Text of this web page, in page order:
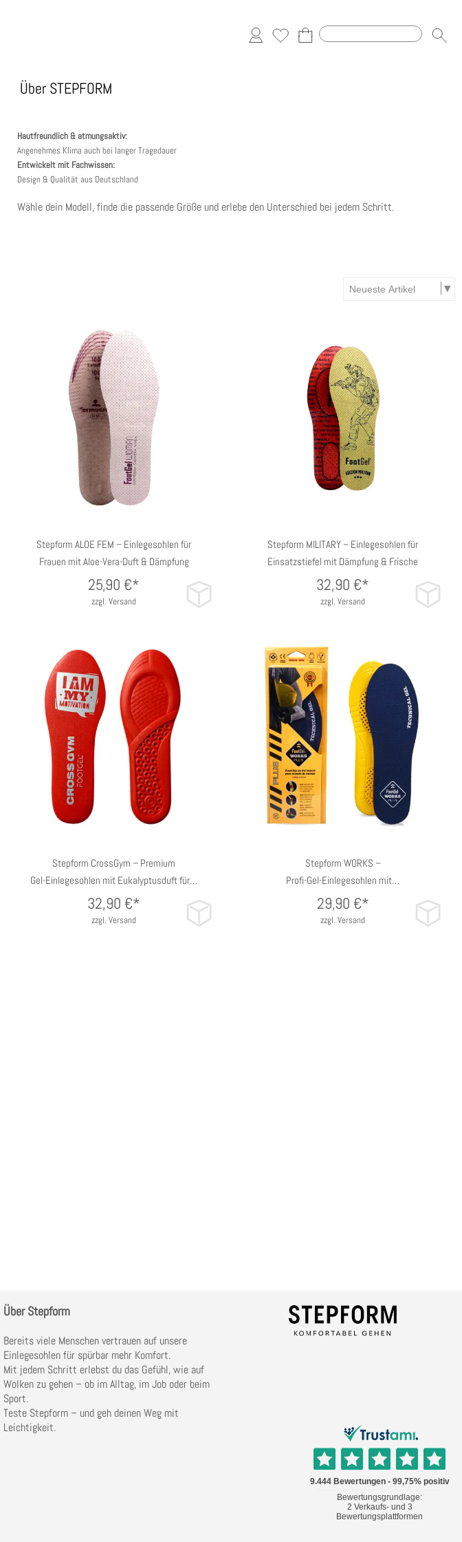
Über STEPFORM
Hautfreundlich & atmungsaktiv:
Angenehmes Klima auch bei langer Tragedauer
Entwickelt mit Fachwissen:
Design & Qualität aus Deutschland
Wähle dein Modell, finde die passende Größe und erlebe den Unterschied bei jedem Schritt.
35/38 EU 39/42 EU
Stepform ALOE FEM – Einlegesohlen für
Frauen mit Aloe-Vera-Duft & Dämpfung
zzgl. Versand
25,90 €*
35/38 EU 39/42 EU 43/47 EU
Stepform MILITARY – Einlegesohlen für
Einsatzstiefel mit Dämpfung & Frische
zzgl. Versand
32,90 €*
35/38 EU 39/42 EU 43/47 EU
Stepform CrossGym – Premium
Gel-Einlegesohlen mit Eukalyptusduft für…
zzgl. Versand
32,90 €*
35/38 EU 39/42 EU
Stepform WORKS –
Profi-Gel-Einlegesohlen mit…
zzgl. Versand
29,90 €*
Über Stepform
Bereits viele Menschen vertrauen auf unsere
Einlegesohlen für spürbar mehr Komfort.
Mit jedem Schritt erlebst du das Gefühl, wie auf
Wolken zu gehen – ob im Alltag, im Job oder beim
Sport.
Teste Stepform – und geh deinen Weg mit
Leichtigkeit.